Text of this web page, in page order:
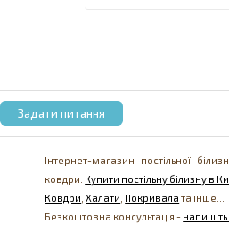
Задати питання
Інтернет-магазин постільної
ковдри. Купити постільну білизну в
Ковдри ,Халати Покривала та інше...
Безкоштовна консультація -